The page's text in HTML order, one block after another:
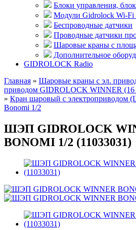
Блоки управления,
Модули Gidrolock Wi-
Беспроводные датчики
Проводные датчики
Шаровые краны с
Дополнительное
GIDROLOCK Radio
Главная » Шаровые краны с эл.
приводом GIDROLOCK WINNER
» Кран шаровый с электроприводом
Bonomi 1/2
ШЭП GIDROLOCK
BONOMI 1/2 (11033031)